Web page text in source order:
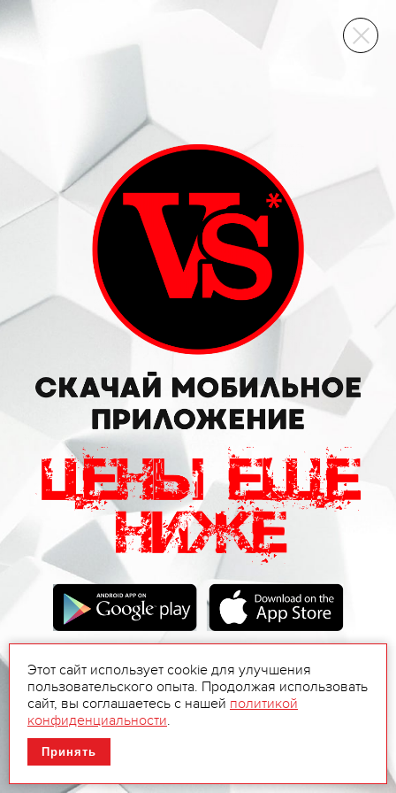
ВИННЫЙ СКЛАД
Этот сайт использует cookie для улучшения
пользовательского опыта. Продолжая использовать
сайт, вы соглашаетесь с нашей политикой
конфиденциальности.
Принять